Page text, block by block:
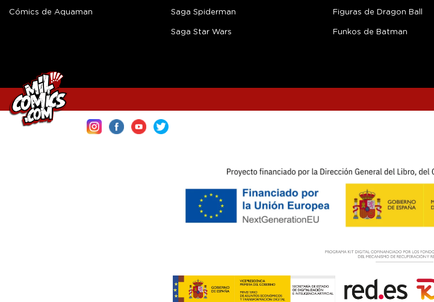
Cómics de Aquaman Saga Spiderman
Saga Star Wars
Figuras de Dragon Ball
Funkos de Batman